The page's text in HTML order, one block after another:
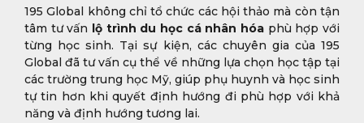
195 Global không chỉ tổ chức các hội thảo mà còn tận
tâm tư vấn lộ trình du học cá nhân hóa phù hợp với
từng học sinh. Tại sự kiện, các chuyên gia của 195
Global đã tư vấn cụ thể về những lựa chọn học tập tại
các trường trung học Mỹ, giúp phụ huynh và học sinh
tự tin hơn khi quyết định hướng đi phù hợp với khả
năng và định hướng tương lai.